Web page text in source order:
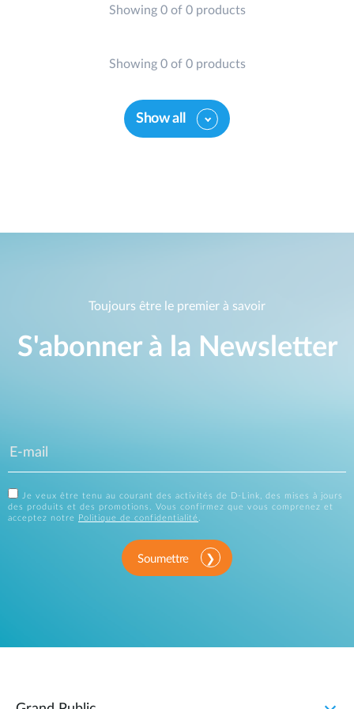
Showing 0 of 0 products
Showing 0 of 0 products
Show all
Toujours être le premier à savoir
S'abonner à la Newsletter
Je veux être tenu au courant des activités de D-Link, des mises à jours
des produits et des promotions. Vous confirmez que vous comprenez et
acceptez notre
Politique de confidentialité.
Soumettre